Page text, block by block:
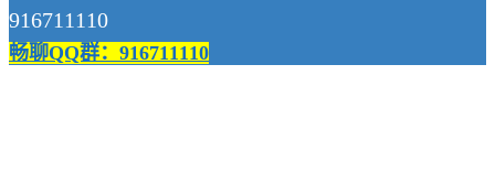
916711110
畅聊QQ群：916711110